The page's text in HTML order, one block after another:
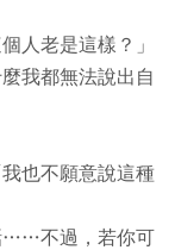
老是這樣？」
我都無法說出自
也不願意說這種
……不過，若你可